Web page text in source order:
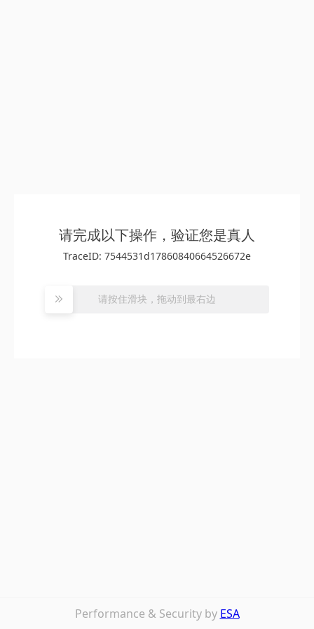
请完成以下操作，验证您是真人
TraceID: 7544531d17860840664526672e
请按住滑块，拖动到最右边
Performance & Security by ESA